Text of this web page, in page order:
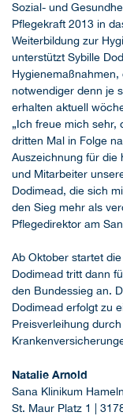
Sozial- und
Pflegekraft 2013 in
Weiterbildung zur
unterstützt Sybille
notwendiger denn je
erhalten aktuell
„Ich freue mich sehr,
dritten Mal in Folge
Auszeichnung für die
und Mitarbeiter
Dodimead, die sich
den Sieg mehr als
Pflegedirektor am
Ab Oktober startet
Dodimead tritt dann
den Bundessieg an.
Dodimead erfolgt zu
Preisverleihung
Natalie Arnold
Sana Klinikum
St. Maur Platz 1 |